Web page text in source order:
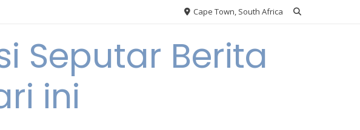
Cape Town, South Africa
Seputar Berita
ini